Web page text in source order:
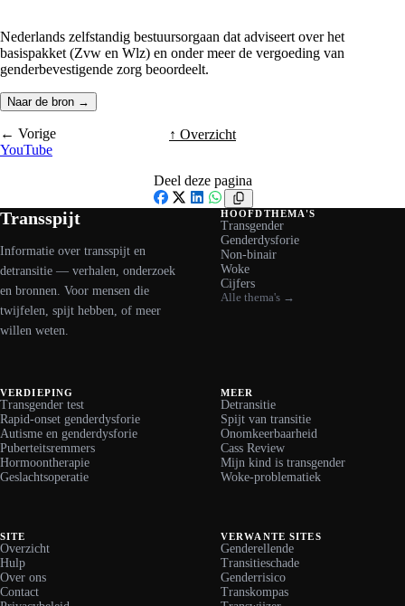
Nederlands zelfstandig bestuursorgaan dat adviseert over het
basispakket (Zvw en Wlz) en onder meer de vergoeding van
genderbevestigende zorg beoordeelt.
Naar de bron →
← Vorige
YouTube
↑ Overzicht
Deel deze pagina
Facebook
X LinkedIn
WhatsApp
Transspijt
Informatie over transspijt en
detransitie — verhalen, onderzoek
en bronnen. Voor mensen die
twijfelen, spijt hebben, of meer
willen weten.
HOOFDTHEMA'S
Transgender
Genderdysforie
Non-binair
Woke
Cijfers
Alle thema's →
VERDIEPING
Transgender test
Rapid-onset genderdysforie
Autisme en genderdysforie
Puberteitsremmers
Hormoontherapie
Geslachtsoperatie
MEER
Detransitie
Spijt van transitie
Onomkeerbaarheid
Cass Review
Mijn kind is transgender
Woke-problematiek
SITE
Overzicht
Hulp
Over ons
Contact
VERWANTE SITES
Genderellende
Transitieschade
Genderrisico
Transkompas